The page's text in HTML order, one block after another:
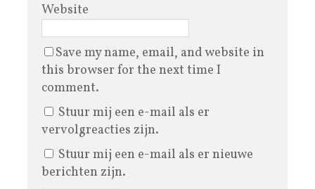
Website
Save my name, email, and website in
this browser for the next time I
comment.
Stuur mij een e-mail als er
vervolgreacties zijn.
Stuur mij een e-mail als er nieuwe
berichten zijn.